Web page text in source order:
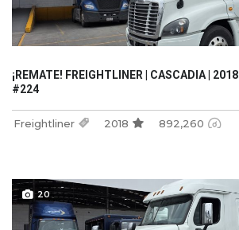
¡REMATE! FREIGHTLINER | CASCADIA | 2018 |
#224
Freightliner 2018 892,260
20